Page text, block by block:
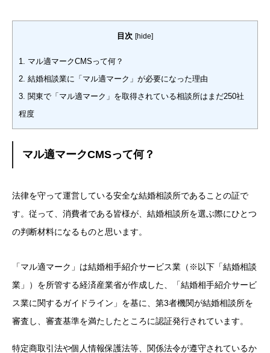
目次 [hide]
1. マル適マークCMSって何？
2. 結婚相談業に「マル適マーク」が必要になった理由
3. 関東で「マル適マーク」を取得されている相談所はまだ250社
程度
マル適マークCMSって何？
法律を守って運営している安全な結婚相談所であることの証で
す。従って、消費者である皆様が、結婚相談所を選ぶ際にひとつ
の判断材料になるものと思います。
「マル適マーク」は結婚相手紹介サービス業（※以下「結婚相談
業」）を所管する経済産業省が作成した、「結婚相手紹介サービ
ス業に関するガイドライン」を基に、第3者機関が結婚相談所を
審査し、審査基準を満たしたところに認証発行されています。
特定商取引法や個人情報保護法等、関係法令が遵守されているか